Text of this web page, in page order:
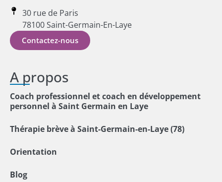
30 rue de Paris
78100 Saint-Germain-En-Laye
Contactez-nous
A propos
Coach professionnel et coach en développement
personnel à Saint Germain en Laye
Thérapie brève à Saint-Germain-en-Laye (78)
Orientation
Blog